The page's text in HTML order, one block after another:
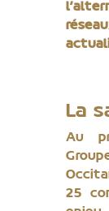
La
Au
25